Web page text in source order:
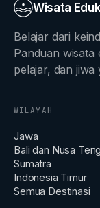
Wisata
Belajar dari
Panduan wisata
pelajar, dan
WILAYAH
Jawa
Bali dan Nusa
Sumatra
Indonesia Timur
Semua Destinasi